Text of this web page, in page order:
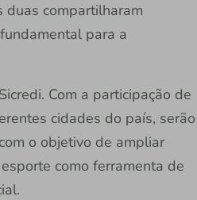
compartilharam
para a
Com a participação de
cidades do país, serão
o objetivo de ampliar
como ferramenta de